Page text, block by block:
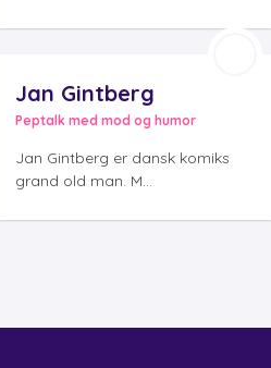
Jan Gintberg
Peptalk med mod og humor
Jan Gintberg er dansk komiks
grand old man. M...